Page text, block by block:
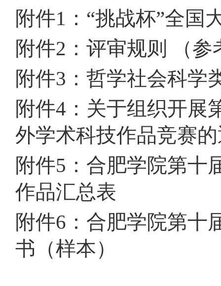
附件1：“挑战杯”全国
附件2：评审规则 （参
附件3：哲学社会科学
附件4：关于组织开展
外学术科技作品竞赛
附件5：合肥学院第十
作品汇总表
附件6：合肥学院第十
书（样本）